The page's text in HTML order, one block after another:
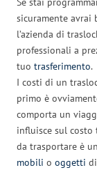
sicuramente avrai
l’azienda di
professionali a
tuo trasferimento.
I costi di un
primo è
comporta un
influisce sul
da trasportare è
mobili o oggetti